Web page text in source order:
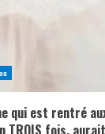
qui est rentré